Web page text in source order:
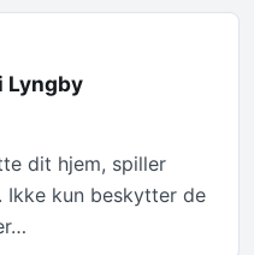
Lyngby
dit hjem, spiller
Ikke kun beskytter de